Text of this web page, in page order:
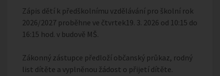
Zápis dětí k předškolnímu vzdělávání pro školní rok
2026/2027 proběhne ve čtvrtek19. 3. 2026 od 10:15 do
16:15 hod. v budově MŠ.
Zákonný zástupce předloží občanský průkaz, rodný
list dítěte a vyplněnou žádost o přijetí dítěte.